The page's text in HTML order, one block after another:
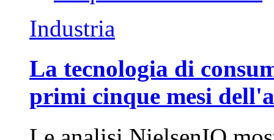
Industria
La tecnologia di
primi cinque mesi